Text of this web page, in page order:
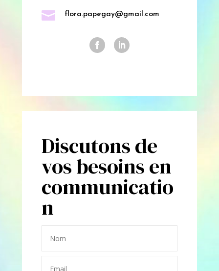
 flora.papegay@gmail.com
Discutons de
vos besoins en
communicatio
n